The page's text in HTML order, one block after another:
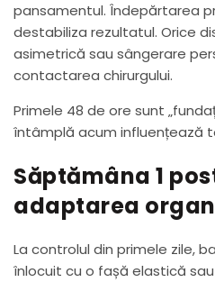
pansamentul. Îndepărtarea
destabiliza rezultatul. Orice
asimetrică sau sângerare
contactarea chirurgului.
Primele 48 de ore sunt
întâmplă acum influențează
Săptămâna 1
adaptarea
La controlul din primele zile,
înlocuit cu o fașă elastică